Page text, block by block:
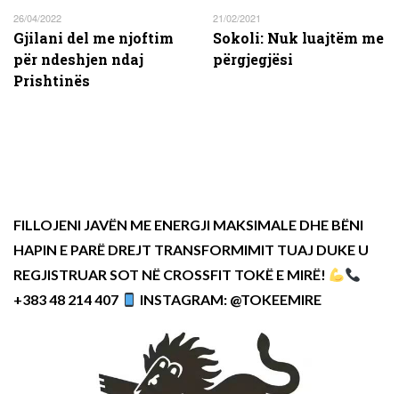
26/04/2022
Gjilani del me njoftim
për ndeshjen ndaj
Prishtinës
21/02/2021
Sokoli: Nuk luajtëm me
përgjegjësi
FILLOJENI JAVËN ME ENERGJI MAKSIMALE DHE BËNI
HAPIN E PARË DREJT TRANSFORMIMIT TUAJ DUKE U
REGJISTRUAR SOT NË CROSSFIT TOKË E MIRË!
+383 48 214 407
INSTAGRAM: @TOKEEMIRE